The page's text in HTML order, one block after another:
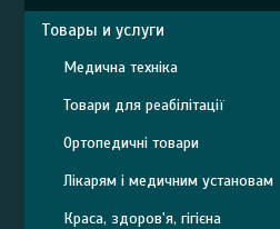
Товары и услуги
Медична техніка
Товари для реабілітації
Ортопедичні товари
Лікарям і медичним установам
Краса, здоров'я, гігієна